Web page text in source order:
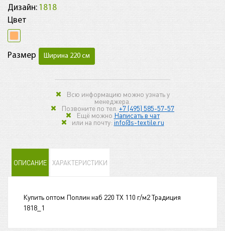
Дизайн: 1818
Цвет
Размер Ширина 220 см
Всю информацию можно узнать у
менеджера.
Позвоните по тел. +7 (495) 585-57-57
Ещё можно Написать в чат
или на почту:info@s-textile.ru
ОПИСАНИЕ ХАРАКТЕРИСТИКИ
Купить оптом Поплин наб 220 TХ 110 г/м2 Традиция
1818_1